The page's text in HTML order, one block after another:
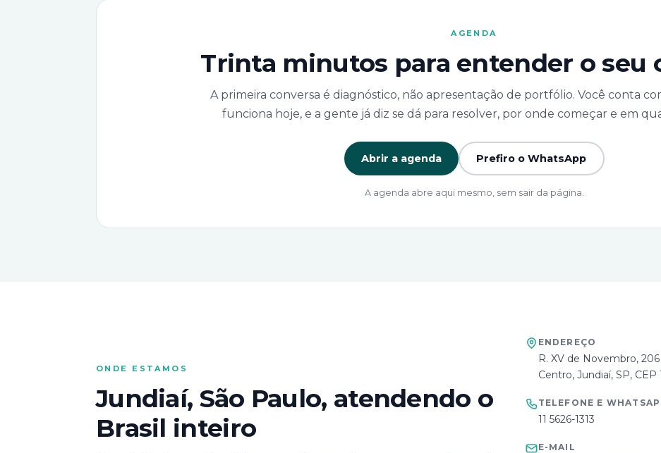
AGENDA
Trinta minutos para entender o seu
A primeira conversa é diagnóstico, não apresentação de portfólio. Você conta
funciona hoje, e a gente já diz se dá para resolver, por onde começar e em
Abrir a agenda Prefiro o WhatsApp
A agenda abre aqui mesmo, sem sair da página.
ONDE ESTAMOS
Jundiaí, São Paulo, atendendo o
Brasil inteiro
ENDEREÇO
R. XV de Novembro, 206
Centro, Jundiaí, SP, CEP
TELEFONE E
11 5626-1313
E-MAIL